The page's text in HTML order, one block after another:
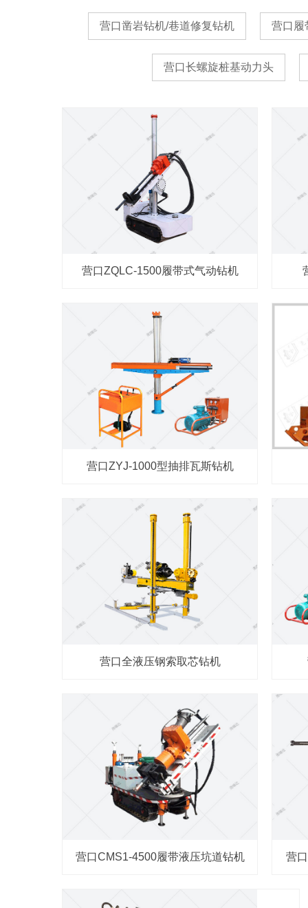
营口凿岩钻机/巷道修复钻机 营口履
营口长螺旋桩基动力头
营口ZQLC-1500履带式气动钻机
营口ZYJ-1000型抽排瓦斯钻机
营口全液压钢索取芯钻机
营口CMS1-4500履带液压坑道钻机 营